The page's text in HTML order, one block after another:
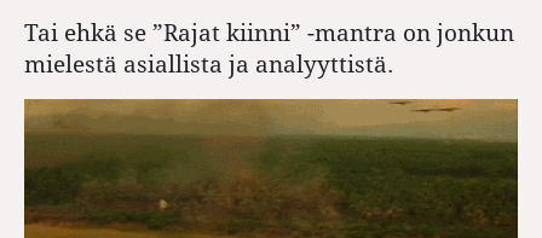
Tai ehkä se ”Rajat kiinni” -mantra on jonkun
mielestä asiallista ja analyyttistä.